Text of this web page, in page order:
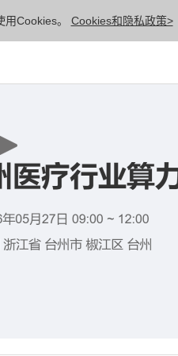
Cookies。 Cookies和隐私政策>